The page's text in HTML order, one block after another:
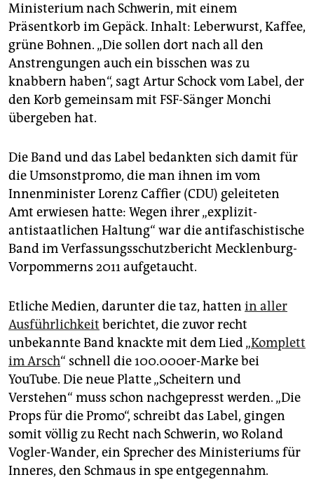
Ministerium nach Schwerin, mit einem
Präsentkorb im Gepäck. Inhalt: Leberwurst, Kaffee,
grüne Bohnen. „Die sollen dort nach all den
Anstrengungen auch ein bisschen was zu
knabbern haben“, sagt Artur Schock vom Label, der
den Korb gemeinsam mit FSF-Sänger Monchi
übergeben hat.
Die Band und das Label bedankten sich damit für
die Umsonstpromo, die man ihnen im vom
Innenminister Lorenz Caffier (CDU) geleiteten
Amt erwiesen hatte: Wegen ihrer „explizit-
antistaatlichen Haltung“ war die antifaschistische
Band im Verfassungsschutzbericht Mecklenburg-
Vorpommerns 2011 aufgetaucht.
Etliche Medien, darunter die taz, hatten in aller
Ausführlichkeit berichtet, die zuvor recht
unbekannte Band knackte mit dem Lied „Komplett
im Arsch“ schnell die 100.000er-Marke bei
YouTube. Die neue Platte „Scheitern und
Verstehen“ muss schon nachgepresst werden. „Die
Props für die Promo“, schreibt das Label, gingen
somit völlig zu Recht nach Schwerin, wo Roland
Vogler-Wander, ein Sprecher des Ministeriums für
Inneres, den Schmaus in spe entgegennahm.